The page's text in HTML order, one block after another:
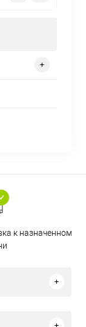
к назначенному